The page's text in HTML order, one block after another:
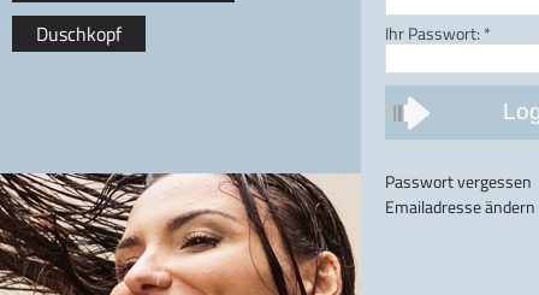
Ihr Passwort: *
Passwort vergessen
Emailadresse ändern
Duschkopf